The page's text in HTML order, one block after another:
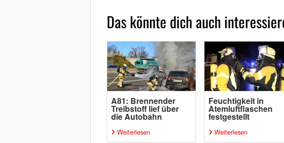
Das könnte dich auch
A81: Brennender
Treibstoff lief über
die Autobahn
Weiterlesen
Feuchtigkeit in
Atemluftflaschen
festgestellt
Weiterlesen